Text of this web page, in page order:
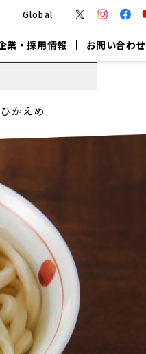
Global
業・採用情報 お問い合わせ
鍋つゆ 業務用商品
かえめ